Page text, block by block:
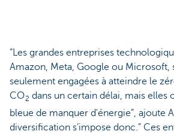
“Les grandes entreprises
Amazon, Meta, Google ou Microsoft,
seulement engagées à atteindre le
CO2 dans un certain délai, mais elles
bleue de manquer d'énergie”, ajoute
diversification s’impose donc.” Ces